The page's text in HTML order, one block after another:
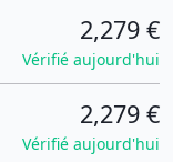
2,279 €
Vérifié aujourd'hui
2,279 €
Vérifié aujourd'hui